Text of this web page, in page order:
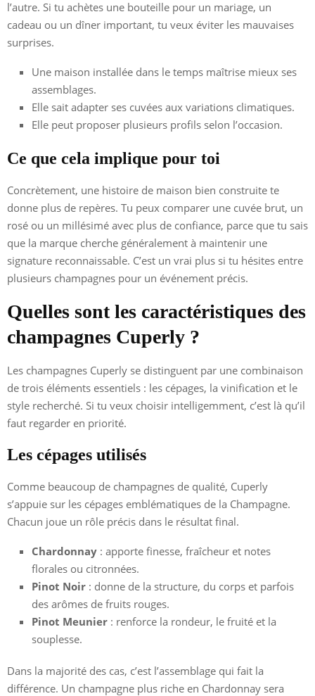
l’autre. Si tu achètes une bouteille pour un mariage, un
cadeau ou un dîner important, tu veux éviter les mauvaises
surprises.
Une maison installée dans le temps maîtrise mieux ses
assemblages.
Elle sait adapter ses cuvées aux variations climatiques.
Elle peut proposer plusieurs profils selon l’occasion.
Ce que cela implique pour toi
Concrètement, une histoire de maison bien construite te
donne plus de repères. Tu peux comparer une cuvée brut, un
rosé ou un millésimé avec plus de confiance, parce que tu sais
que la marque cherche généralement à maintenir une
signature reconnaissable. C’est un vrai plus si tu hésites entre
plusieurs champagnes pour un événement précis.
Quelles sont les caractéristiques des
champagnes Cuperly ?
Les champagnes Cuperly se distinguent par une combinaison
de trois éléments essentiels : les cépages, la vinification et le
style recherché. Si tu veux choisir intelligemment, c’est là qu’il
faut regarder en priorité.
Les cépages utilisés
Comme beaucoup de champagnes de qualité, Cuperly
s’appuie sur les cépages emblématiques de la Champagne.
Chacun joue un rôle précis dans le résultat final.
Chardonnay : apporte finesse, fraîcheur et notes
florales ou citronnées.
Pinot Noir : donne de la structure, du corps et parfois
des arômes de fruits rouges.
Pinot Meunier : renforce la rondeur, le fruité et la
souplesse.
Dans la majorité des cas, c’est l’assemblage qui fait la
différence. Un champagne plus riche en Chardonnay sera